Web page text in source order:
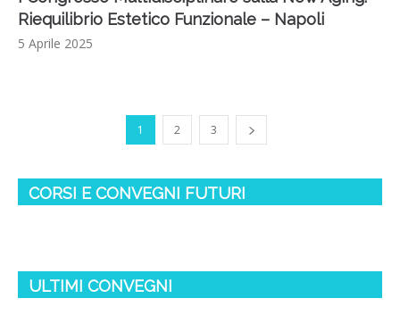
Riequilibrio Estetico Funzionale – Napoli
5 Aprile 2025
1 2 3
CORSI E CONVEGNI FUTURI
ULTIMI CONVEGNI